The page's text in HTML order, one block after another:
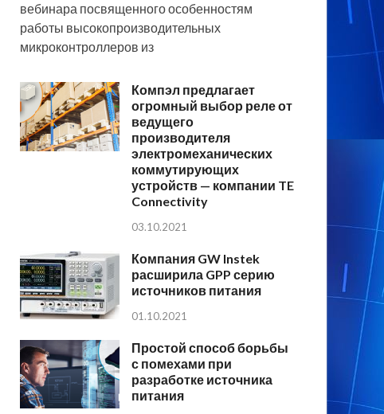
вебинара посвященного особенностям
работы высокопроизводительных
микроконтроллеров из
Компэл предлагает
огромный выбор реле от
ведущего
производителя
электромеханических
коммутирующих
устройств — компании TE
Connectivity
03.10.2021
Компания GW Instek
расширила GPP серию
источников питания
01.10.2021
Простой способ борьбы
с помехами при
разработке источника
питания